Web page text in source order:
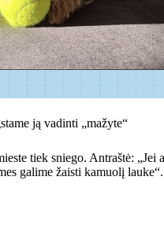
ją vadinti „mažyte“
tiek sniego. Antraštė: „Jei
galime žaisti kamuolį lauke“.